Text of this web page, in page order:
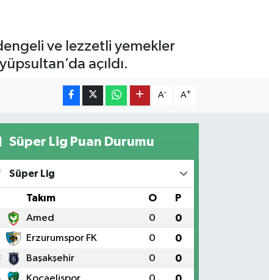
ve lezzetli yemekler
açıldı.
A- A+
Süper Lig Puan Durumu
Süper Lig
Takım O P
Amed 0 0
Erzurumspor FK 0 0
Başakşehir 0 0